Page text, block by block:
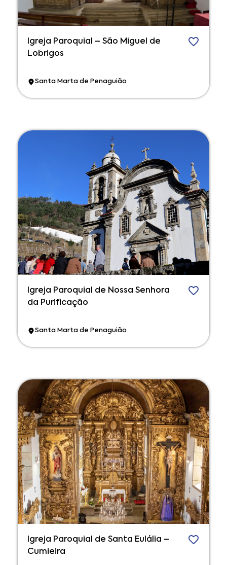
Igreja Paroquial – São Miguel de
Lobrigos
Santa Marta de Penaguião
Igreja Paroquial de Nossa Senhora
da Purificação
Santa Marta de Penaguião
Igreja Paroquial de Santa Eulália –
Cumieira